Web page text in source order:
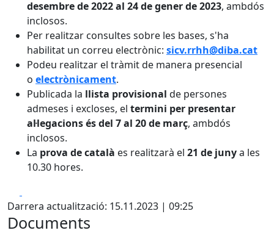
desembre de 2022 al 24 de gener de 2023, ambdós
inclosos.
Per realitzar consultes sobre les bases, s'ha
habilitat un correu electrònic: sicv.rrhh@diba.cat
Podeu realitzar el tràmit de manera presencial
o electrònicament.
Publicada la llista provisional de persones
admeses i excloses, el termini per presentar
al·legacions és del 7 al 20 de març, ambdós
inclosos.
La prova de català es realitzarà el 21 de junya les
10.30 hores.
Darrera actualització: 15.11.2023 | 09:25
Documents